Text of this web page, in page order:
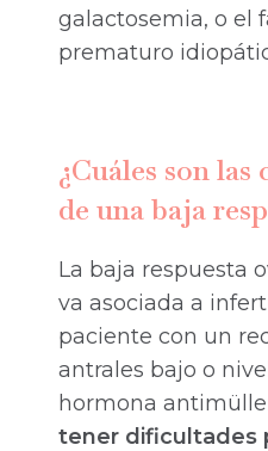
galactosemia, o el
prematuro
¿Cuáles son las
de una baja
La baja respuesta
va asociada a
paciente con un
antrales bajo o
hormona
tener dificultades